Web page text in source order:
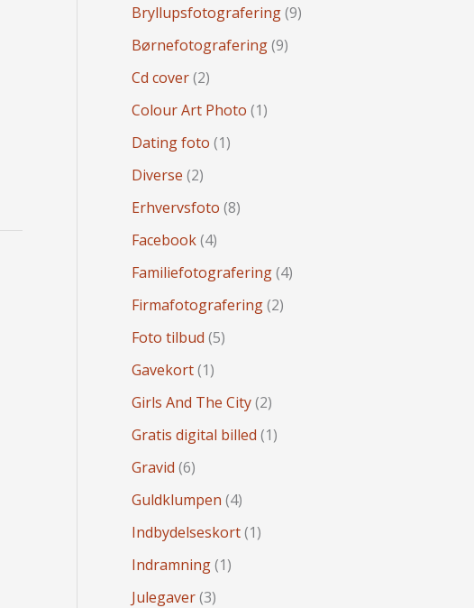
Bryllupsfotografering(9)
Børnefotografering(9)
Cd cover(2)
Colour Art Photo (1)
Dating foto (1)
Diverse (2)
Erhvervsfoto (8)
Facebook(4)
Familiefotografering(4)
Firmafotografering(2)
Foto tilbud (5)
Gavekort(1)
Girls And The City(2)
Gratis digital billed (1)
Gravid (6)
Guldklumpen (4)
Indbydelseskort(1)
Indramning(1)
Julegaver(3)